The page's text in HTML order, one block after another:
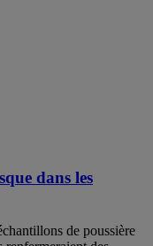
dans les
de poussière